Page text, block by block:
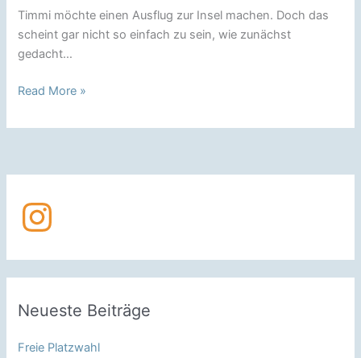
Timmi möchte einen Ausflug zur Insel machen. Doch das
scheint gar nicht so einfach zu sein, wie zunächst
gedacht…
Ausflug
Insel
Read More »
Instagram
Neueste Beiträge
Freie Platzwahl